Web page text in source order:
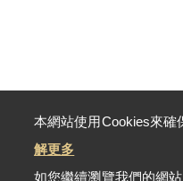
本網站使用Cookies來確
解更多
如您繼續瀏覽我們的網